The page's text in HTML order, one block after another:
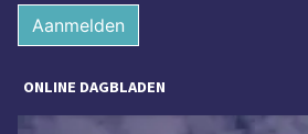
Aanmelden
ONLINE DAGBLADEN